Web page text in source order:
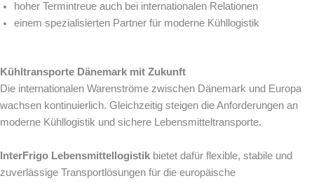
hoher Termintreue auch bei internationalen Relationen
einem spezialisierten Partner für moderne Kühllogistik
Kühltransporte Dänemark mit Zukunft
Die internationalen Warenströme zwischen Dänemark und Europa
wachsen kontinuierlich. Gleichzeitig steigen die Anforderungen an
moderne Kühllogistik und sichere Lebensmitteltransporte.
InterFrigo Lebensmittellogistik bietet dafür flexible, stabile und
zuverlässige Transportlösungen für die europäische